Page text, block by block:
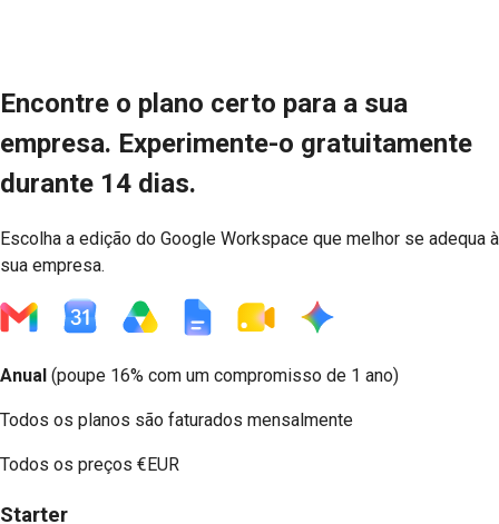
Encontre o plano certo para a sua
empresa. Experimente-o gratuitamente
durante 14 dias.
Escolha a edição do Google Workspace que melhor se adequa à
sua empresa.
Anual (poupe 16% com um compromisso de 1 ano)
Todos os planos são faturados mensalmente
Todos os preços €EUR
Starter